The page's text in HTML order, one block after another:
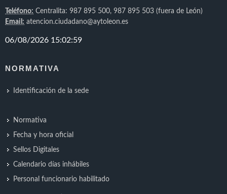
Teléfono: Centralita: 987 895 500, 987 895 503 (fuera de León)
Email: atencion.ciudadano@aytoleon.es
NORMATIVA
Identificación de la sede
Normativa
Fecha y hora oficial
Sellos Digitales
Calendario días inhábiles
Personal funcionario habilitado